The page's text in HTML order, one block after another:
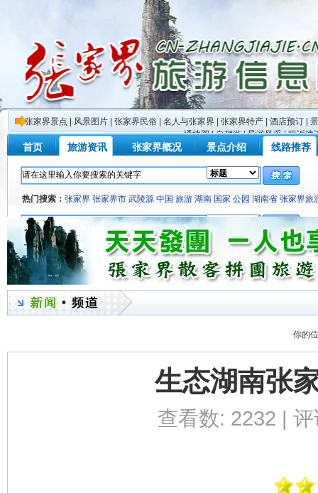
张家界景点 风景图片 张家界民俗 名人与张家界 张家界特产 酒店预订
通地图|自驾游|导游风采|投诉建
首页 旅游资讯 张家界概况 景点介绍 线路推荐
热门搜索： 张家界 张家界市 武陵源 中国 旅游 湖南 国家 公园 湖南省 张家界旅
门山 旅行社 座谈会 活动 黄龙洞 北京 美国 慈利县 中国游客 旅游业
旅游节
主题 中国旅游 项目 韩国 桑植县
日本
热门搜索：张家界 张家界市 武陵源 中国 旅游 湖南 国家 公园 湖南省 张家界旅
门山 旅行社 座谈会 活动 黄龙洞 北京 美国 慈利县 中国游客 旅游业
你的
生态湖南张
查看数: 2232 |